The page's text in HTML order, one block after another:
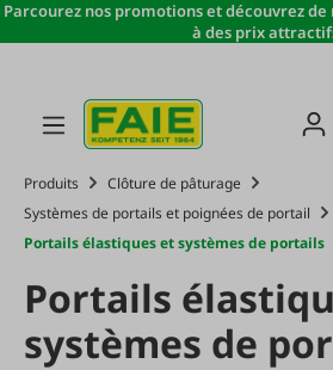
Passer au contenu principal
Parcourez nos promotions et découvrez
à des prix
Produits
Clôture de pâturage
Systèmes de portails et poignées de portail
Portails élastiques et systèmes de portails
Portails
systèmes de